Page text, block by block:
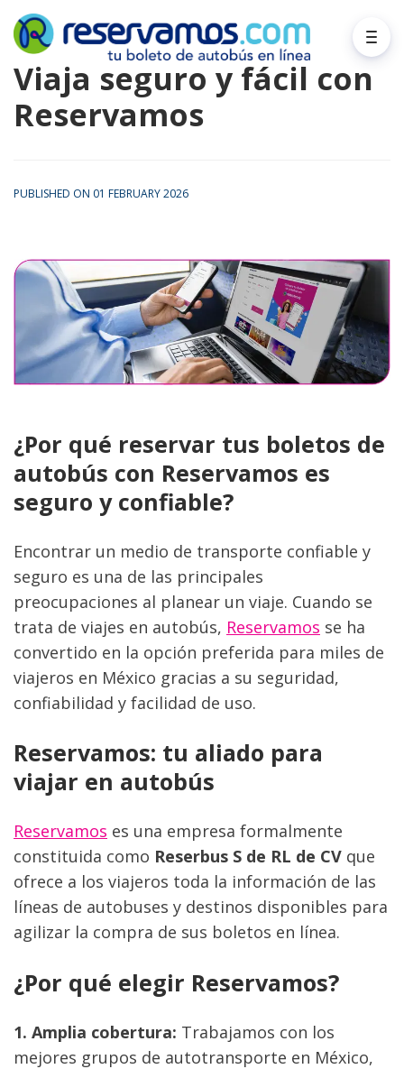
Viaja seguro y fácil con
Reservamos
PUBLISHED ON 01 FEBRUARY 2026
¿Por qué reservar tus boletos de
autobús con Reservamos es
seguro y confiable?
Encontrar un medio de transporte confiable y
seguro es una de las principales
preocupaciones al planear un viaje. Cuando se
trata de viajes en autobús, Reservamos se ha
convertido en la opción preferida para miles de
viajeros en México gracias a su seguridad,
confiabilidad y facilidad de uso.
Reservamos: tu aliado para
viajar en autobús
Reservamos es una empresa formalmente
constituida como Reserbus S de RL de CV que
ofrece a los viajeros toda la información de las
líneas de autobuses y destinos disponibles para
agilizar la compra de sus boletos en línea.
¿Por qué elegir Reservamos?
1. Amplia cobertura: Trabajamos con los
mejores grupos de autotransporte en México,